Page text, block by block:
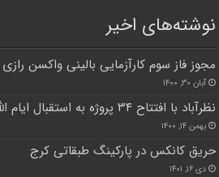
نوشته‌های اخیر
مجوز فاز سوم کارآزمایی بالینی واکسن
آبان ۳۰, ۱۴۰۰
نظرآباد با افتتاح ۳۴ پروژه به استقبال ایام الله دهه فجر رفت
بهمن ۱۴, ۱۴۰۰
حریق کانکس در پارکینگ طبقاتی کرج
دی ۱۶, ۱۴۰۱